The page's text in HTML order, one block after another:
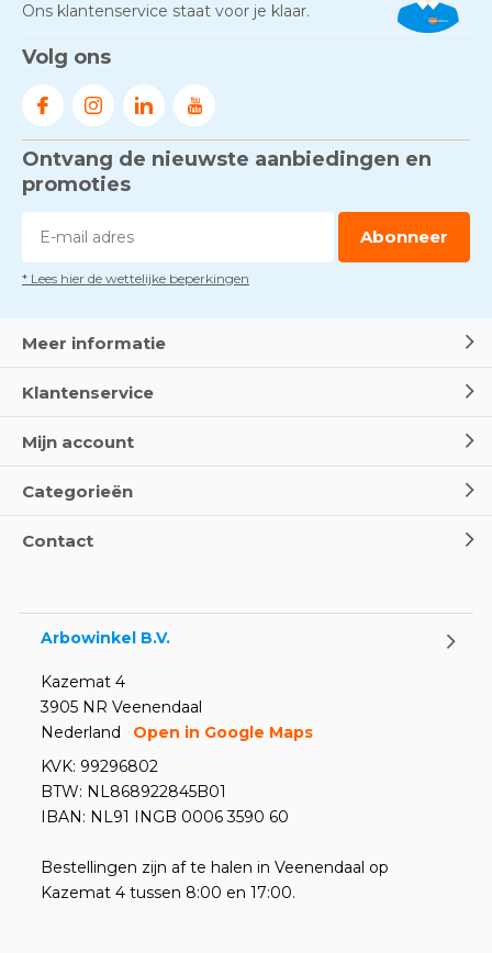
Ons klantenservice staat voor je klaar.
Volg ons
Ontvang de nieuwste aanbiedingen en
promoties
Abonneer
* Lees hier de wettelijke beperkingen
Meer informatie
Klantenservice
Mijn account
Categorieën
Contact
Arbowinkel B.V.
Kazemat 4
3905 NR Veenendaal
Nederland
Open in Google Maps
KVK: 99296802
BTW: NL868922845B01
IBAN: NL91 INGB 0006 3590 60
Bestellingen zijn af te halen in Veenendaal op
Kazemat 4 tussen 8:00 en 17:00.